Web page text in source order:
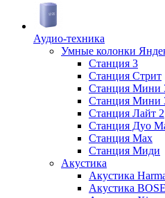
Аудио-техника
Умные колонки
Станция 3
Станция Стрит
Станция Мини
Станция Мини
Станция Лайт 2
Станция Дуо
Станция Max
Станция Миди
Акустика
Акустика
Акустика BOSE